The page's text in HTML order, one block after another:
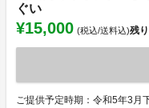
ぐい
¥15,000 (税込/送料込)残り
ご提供予定時期：令和5年3月